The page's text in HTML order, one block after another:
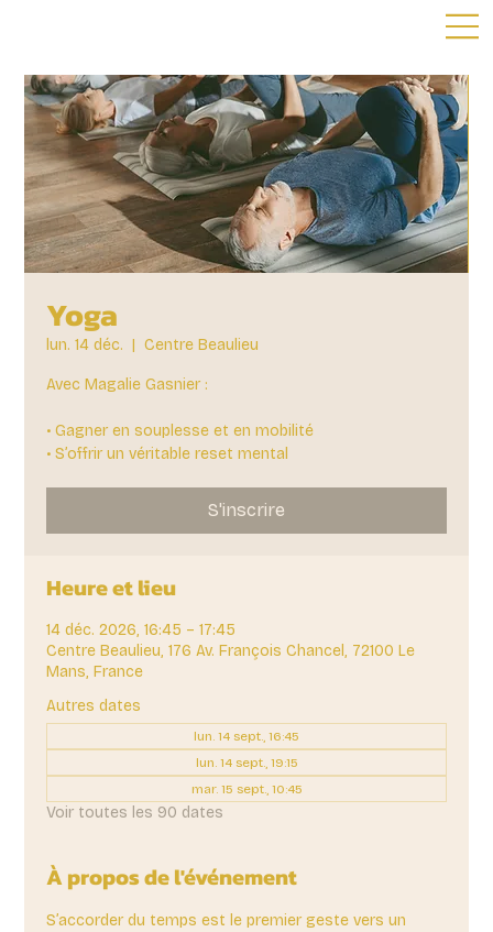
Yoga
lun. 14 déc.
  |
Centre Beaulieu
Avec Magalie Gasnier :
• Gagner en souplesse et en mobilité
• S’offrir un véritable reset mental
S'inscrire
Heure et lieu
14 déc. 2026, 16:45 – 17:45
Centre Beaulieu, 176 Av. François Chancel, 72100 Le
Mans, France
Autres dates
lun. 14 sept., 16:45
lun. 14 sept., 19:15
mar. 15 sept., 10:45
Voir toutes les 90 dates
À propos de l'événement
S’accorder du temps est le premier geste vers un